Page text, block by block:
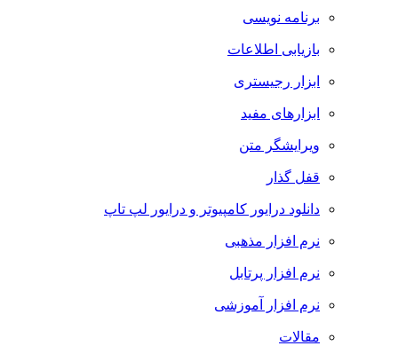
برنامه نویسی
بازیابی اطلاعات
ابزار رجیستری
ابزارهای مفید
ویرایشگر متن
قفل گذار
دانلود درایور کامپیوتر و درایور لپ تاپ
نرم افزار مذهبی
نرم افزار پرتابل
نرم افزار آموزشی
مقالات